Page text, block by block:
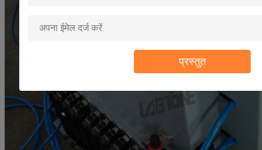
प्रस्तुत